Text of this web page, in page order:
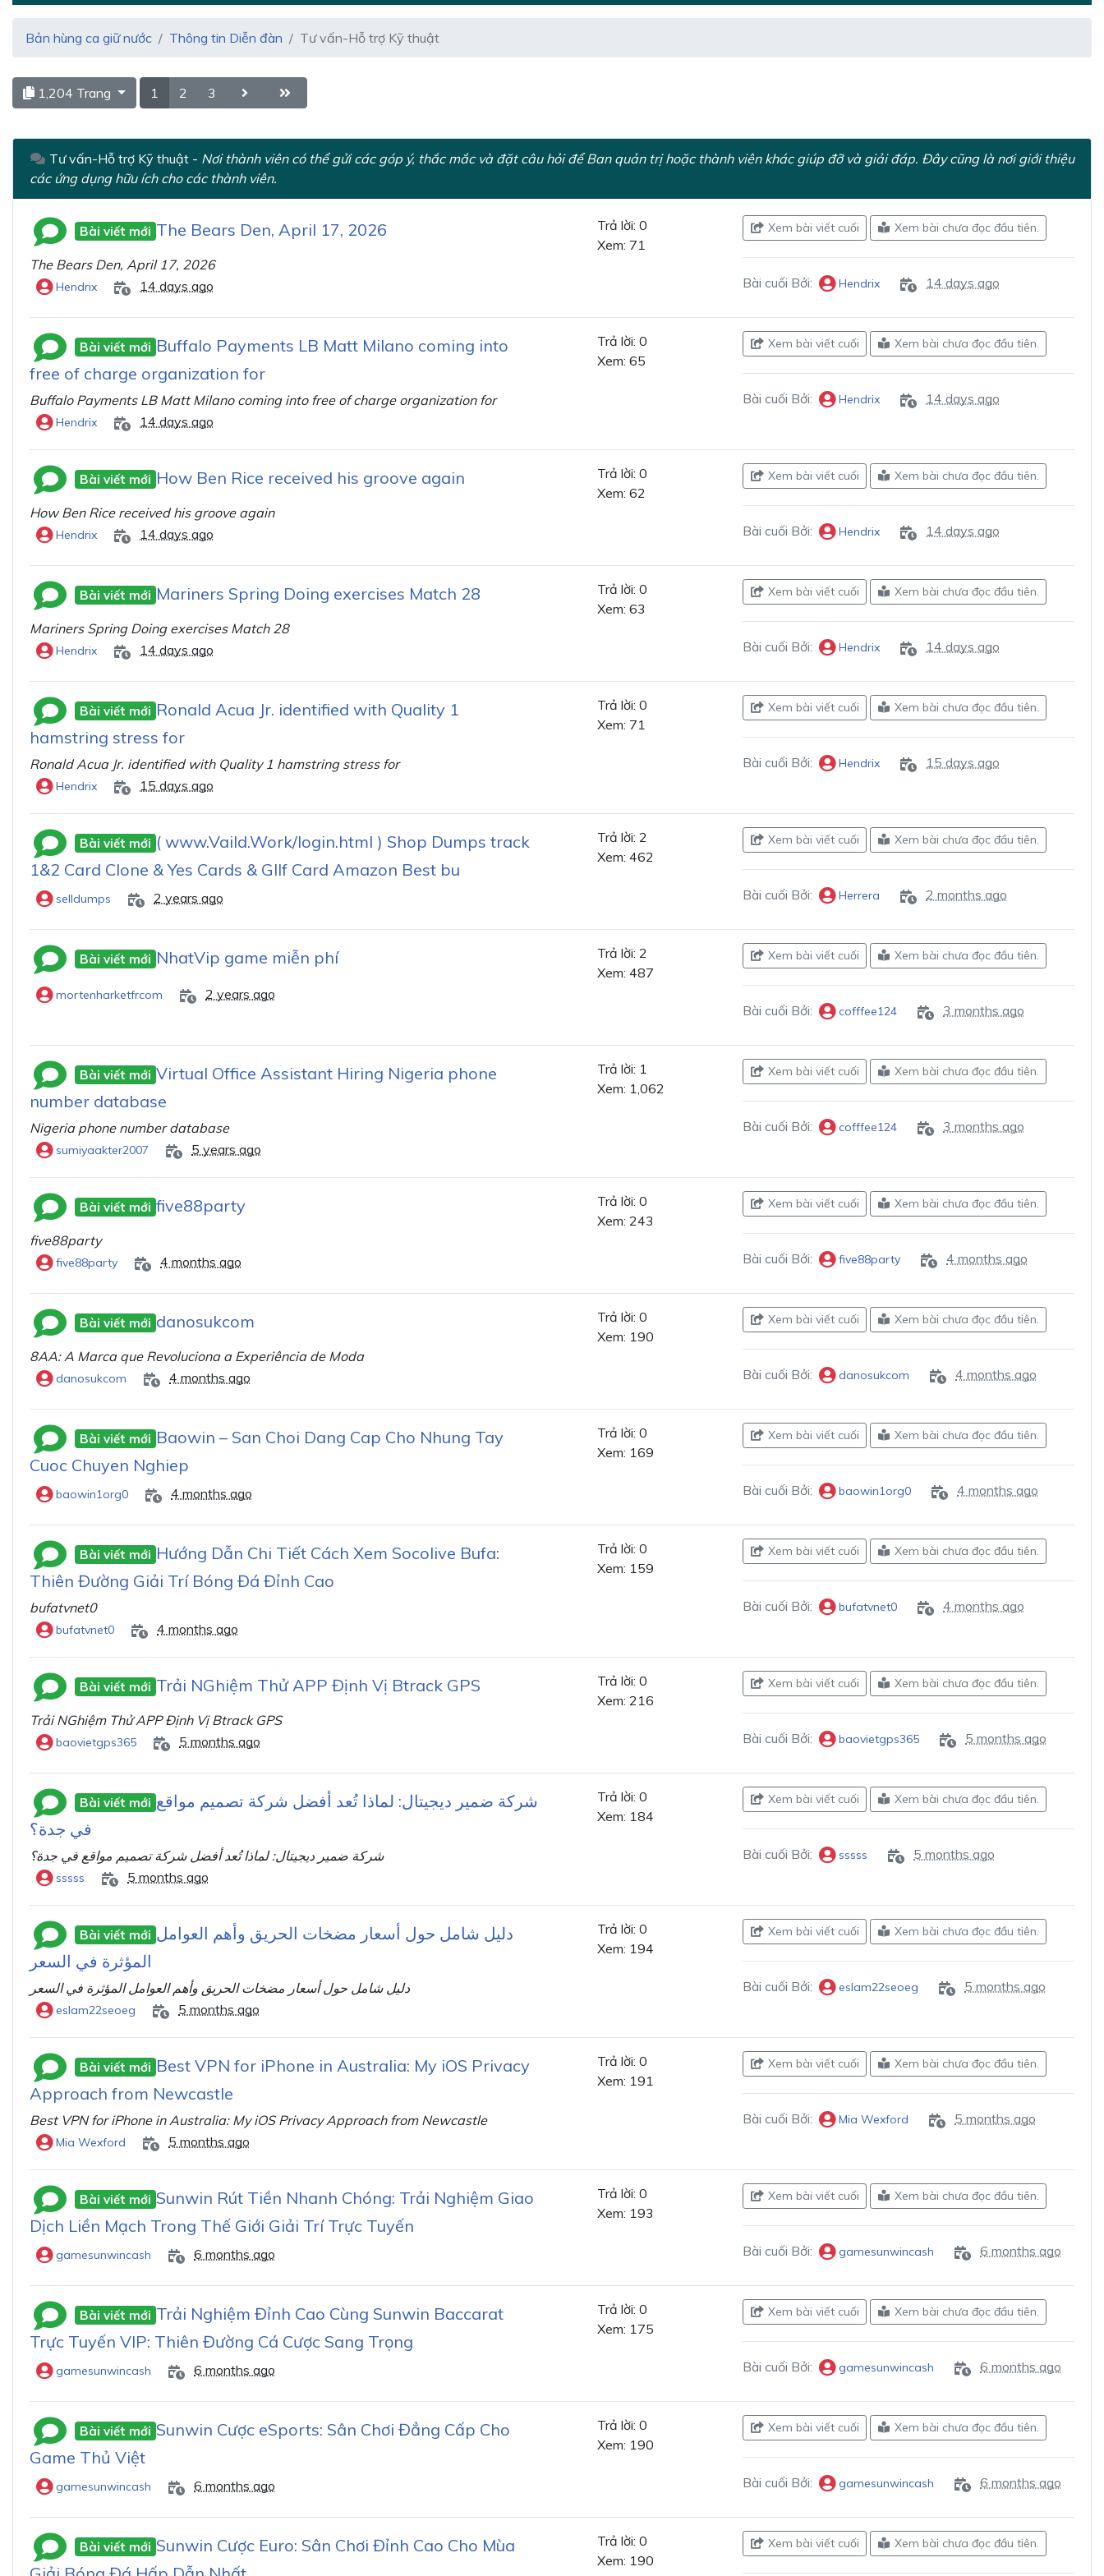
Bản hùng ca giữ nước Thông tin Diễn đàn Tư vấn-Hỗ trợ Kỹ thuật
1,204 Trang 1 2 3
Tư vấn-Hỗ trợ Kỹ thuật - Nơi thành viên có thể gửi các góp ý, thắc mắc và đặt câu hỏi để Ban quản trị hoặc thành viên khác giúp đỡ và giải đáp. Đây cũng là nơi giới thiệu
các ứng dụng hữu ích cho các thành viên.
Bài viết mới The Bears Den, April 17, 2026
The Bears Den, April 17, 2026
Hendrix 14 days ago
Trả lời: 0
Xem: 71
Xem bài viết cuối Xem bài chưa đọc đầu tiên.
Bài cuối Bởi: Hendrix 14 days ago
Bài viết mới Buffalo Payments LB Matt Milano coming into
free of charge organization for
Buffalo Payments LB Matt Milano coming into free of charge organization for
Hendrix 14 days ago
Trả lời: 0
Xem: 65
Xem bài viết cuối Xem bài chưa đọc đầu tiên.
Bài cuối Bởi: Hendrix 14 days ago
Bài viết mới How Ben Rice received his groove again
How Ben Rice received his groove again
Hendrix 14 days ago
Trả lời: 0
Xem: 62
Xem bài viết cuối Xem bài chưa đọc đầu tiên.
Bài cuối Bởi: Hendrix 14 days ago
Bài viết mới Mariners Spring Doing exercises Match 28
Mariners Spring Doing exercises Match 28
Hendrix 14 days ago
Trả lời: 0
Xem: 63
Xem bài viết cuối Xem bài chưa đọc đầu tiên.
Bài cuối Bởi: Hendrix 14 days ago
Bài viết mới Ronald Acua Jr. identified with Quality 1
hamstring stress for
Ronald Acua Jr. identified with Quality 1 hamstring stress for
Hendrix 15 days ago
Trả lời: 0
Xem: 71
Xem bài viết cuối Xem bài chưa đọc đầu tiên.
Bài cuối Bởi: Hendrix 15 days ago
Bài viết mới ( www.Vaild.Work/login.html ) Shop Dumps track
1&2 Card Clone & Yes Cards & GIlf Card Amazon Best bu
selldumps 2 years ago
Trả lời: 2
Xem: 462
Xem bài viết cuối Xem bài chưa đọc đầu tiên.
Bài cuối Bởi: Herrera 2 months ago
Bài viết mới NhatVip game miễn phí
mortenharketfrcom 2 years ago
Trả lời: 2
Xem: 487
Xem bài viết cuối Xem bài chưa đọc đầu tiên.
Bài cuối Bởi: cofffee124 3 months ago
Bài viết mới Virtual Office Assistant Hiring Nigeria phone
number database
Nigeria phone number database
sumiyaakter2007 5 years ago
Trả lời: 1
Xem: 1,062
Xem bài viết cuối Xem bài chưa đọc đầu tiên.
Bài cuối Bởi: cofffee124 3 months ago
Bài viết mới five88party
five88party
five88party 4 months ago
Trả lời: 0
Xem: 243
Xem bài viết cuối Xem bài chưa đọc đầu tiên.
Bài cuối Bởi: five88party 4 months ago
Bài viết mới danosukcom
8AA: A Marca que Revoluciona a Experiência de Moda
danosukcom 4 months ago
Trả lời: 0
Xem: 190
Xem bài viết cuối Xem bài chưa đọc đầu tiên.
Bài cuối Bởi: danosukcom 4 months ago
Bài viết mới Baowin – San Choi Dang Cap Cho Nhung Tay
Cuoc Chuyen Nghiep
baowin1org0 4 months ago
Trả lời: 0
Xem: 169
Xem bài viết cuối Xem bài chưa đọc đầu tiên.
Bài cuối Bởi: baowin1org0 4 months ago
Bài viết mới Hướng Dẫn Chi Tiết Cách Xem Socolive Bufa:
Thiên Đường Giải Trí Bóng Đá Đỉnh Cao
bufatvnet0
bufatvnet0 4 months ago
Trả lời: 0
Xem: 159
Xem bài viết cuối Xem bài chưa đọc đầu tiên.
Bài cuối Bởi: bufatvnet0 4 months ago
Bài viết mới Trải NGhiệm Thử APP Định Vị Btrack GPS
Trải NGhiệm Thử APP Định Vị Btrack GPS
baovietgps365 5 months ago
Trả lời: 0
Xem: 216
Xem bài viết cuối Xem bài chưa đọc đầu tiên.
Bài cuối Bởi: baovietgps365 5 months ago
Bài viết mới شركة ضمير ديجيتال: لماذا تُعد أفضل شركة تصميم مواقع
في جدة؟
شركة ضمير ديجيتال: لماذا تُعد أفضل شركة تصميم مواقع في جدة؟
sssss 5 months ago
Trả lời: 0
Xem: 184
Xem bài viết cuối Xem bài chưa đọc đầu tiên.
Bài cuối Bởi: sssss 5 months ago
Bài viết mới دليل شامل حول أسعار مضخات الحريق وأهم العوامل
المؤثرة في السعر
دليل شامل حول أسعار مضخات الحريق وأهم العوامل المؤثرة في السعر
eslam22seoeg 5 months ago
Trả lời: 0
Xem: 194
Xem bài viết cuối Xem bài chưa đọc đầu tiên.
Bài cuối Bởi: eslam22seoeg 5 months ago
Bài viết mới Best VPN for iPhone in Australia: My iOS Privacy
Approach from Newcastle
Best VPN for iPhone in Australia: My iOS Privacy Approach from Newcastle
Mia Wexford 5 months ago
Trả lời: 0
Xem: 191
Xem bài viết cuối Xem bài chưa đọc đầu tiên.
Bài cuối Bởi: Mia Wexford 5 months ago
Bài viết mới Sunwin Rút Tiền Nhanh Chóng: Trải Nghiệm Giao
Dịch Liền Mạch Trong Thế Giới Giải Trí Trực Tuyến
gamesunwincash 6 months ago
Trả lời: 0
Xem: 193
Xem bài viết cuối Xem bài chưa đọc đầu tiên.
Bài cuối Bởi: gamesunwincash 6 months ago
Bài viết mới Trải Nghiệm Đỉnh Cao Cùng Sunwin Baccarat
Trực Tuyến VIP: Thiên Đường Cá Cược Sang Trọng
gamesunwincash 6 months ago
Trả lời: 0
Xem: 175
Xem bài viết cuối Xem bài chưa đọc đầu tiên.
Bài cuối Bởi: gamesunwincash 6 months ago
Bài viết mới Sunwin Cược eSports: Sân Chơi Đẳng Cấp Cho
Game Thủ Việt
gamesunwincash 6 months ago
Trả lời: 0
Xem: 190
Xem bài viết cuối Xem bài chưa đọc đầu tiên.
Bài cuối Bởi: gamesunwincash 6 months ago
Bài viết mới Sunwin Cược Euro: Sân Chơi Đỉnh Cao Cho Mùa
Trả lời: 0
Xem: 190
Xem bài viết cuối Xem bài chưa đọc đầu tiên.